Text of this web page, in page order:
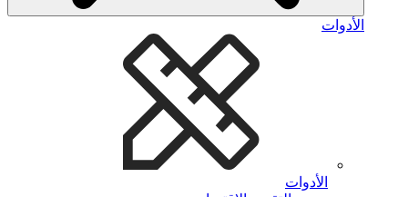
الأدوات
الأدوات